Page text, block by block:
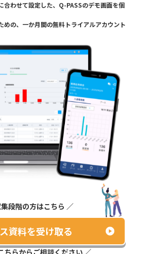
合わせて設定した、Q-PASSのデモ画面を個
めの、一か月間の無料トライアルアカウント
段階の方はこちら ／
資料を受け取る